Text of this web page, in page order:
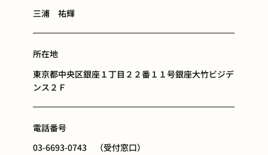
三浦 祐輝
所在地
東京都中央区銀座１丁目２２番１１号銀座大竹ビジデ
ンス２Ｆ
電話番号
03-6693-0743 （受付窓口）